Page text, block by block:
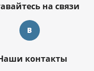
на связи
контакты